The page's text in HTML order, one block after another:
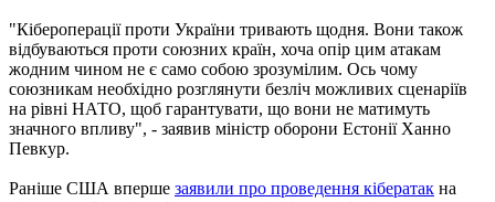
"Кібероперації проти України тривають щодня. Вони також
відбуваються проти союзних країн, хоча опір цим атакам
жодним чином не є само собою зрозумілим. Ось чому
союзникам необхідно розглянути безліч можливих сценаріїв
на рівні НАТО, щоб гарантувати, що вони не матимуть
значного впливу", - заявив міністр оборони Естонії Ханно
Певкур.
Раніше США вперше заявили про проведення кібератак на